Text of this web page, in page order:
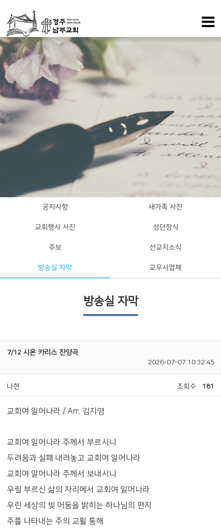
공지사항 새가족 사진
교회행사 사진 성단장식
주보 선교지소식
방송실 자막 교우사업체
방송실 자막
7/12 시온 카리스 찬양곡
2026-07-07 10:32:45
나현 조회수 181
교회여 일어나라 / Arr. 김지영
교회여 일어나라 주께서 부르시니
두려움과 실패 내려놓고 교회여 일어나라
교회여 일어나라 주께서 보내시니
우릴 부르신 삶의 자리에서 교회여 일어나라
우린 세상의 빛 어둠을 밝히는 하나님의 편지
주를 나타내는 주의 교횔 통해